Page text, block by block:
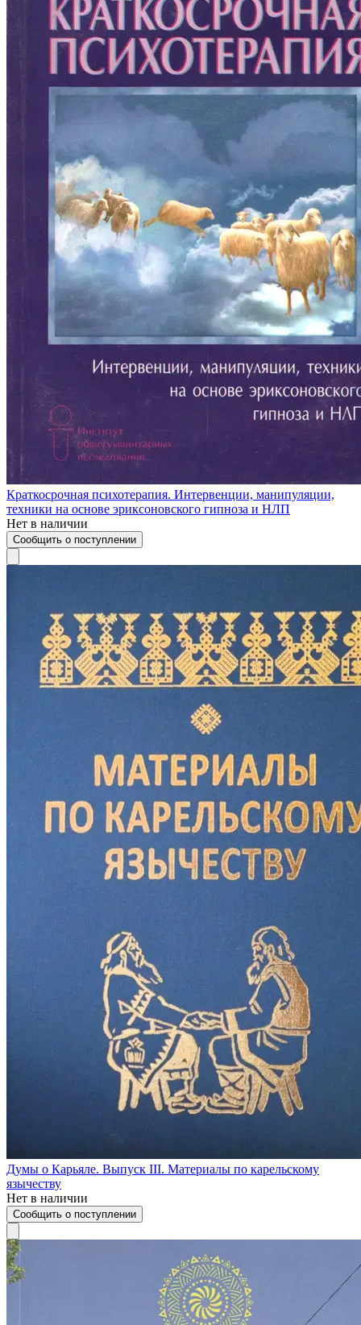
Краткосрочная психотерапия. Интервенции, манипуляции,
техники на основе эриксоновского гипноза и НЛП
Нет в наличии
Сообщить о поступлении
Думы о Карьяле. Выпуск III. Материалы по карельскому
язычеству
Нет в наличии
Сообщить о поступлении